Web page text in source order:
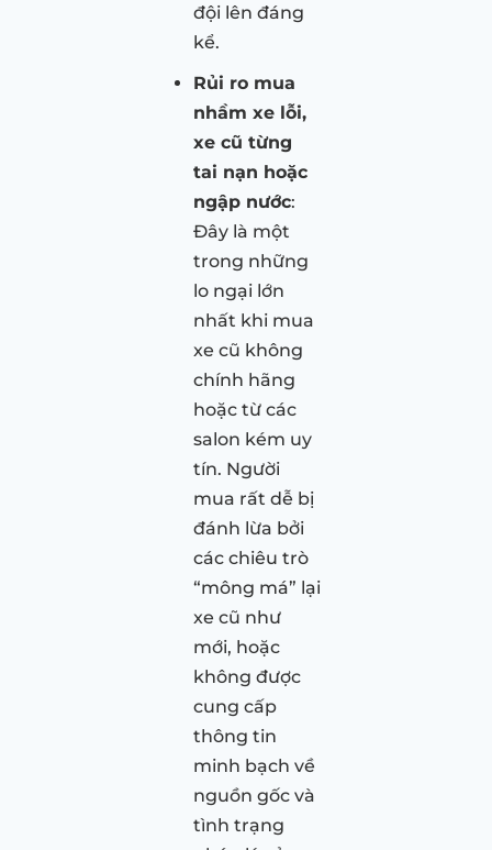
đội lên đáng
kể.
Rủi ro mua
nhầm xe lỗi,
xe cũ từng
tai nạn hoặc
ngập nước:
Đây là một
trong những
lo ngại lớn
nhất khi mua
xe cũ không
chính hãng
hoặc từ các
salon kém uy
tín. Người
mua rất dễ bị
đánh lừa bởi
các chiêu trò
“mông má” lại
xe cũ như
mới, hoặc
không được
cung cấp
thông tin
minh bạch về
nguồn gốc và
tình trạng